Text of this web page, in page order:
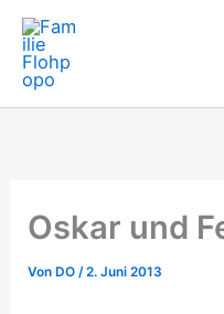
Zum
Inhalt
springen
Oskar und
Von DO/2. Juni 2013